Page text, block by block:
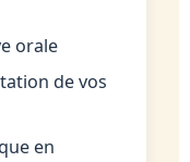
orale
de vos
en